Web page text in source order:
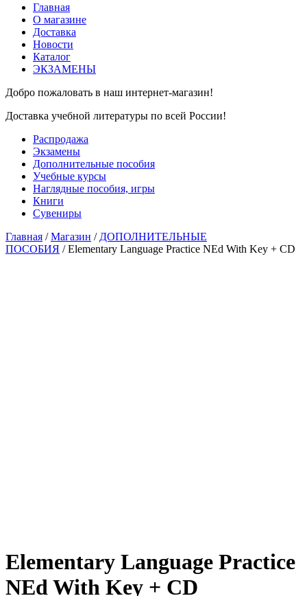
Главная
О магазине
Доставка
Новости
Каталог
ЭКЗАМЕНЫ
Добро пожаловать в наш интернет-магазин!
Доставка учебной литературы по всей России!
Распродажа
Экзамены
Дополнительные пособия
Учебные курсы
Наглядные пособия, игры
Книги
Сувениры
Главная /Магазин / ДОПОЛНИТЕЛЬНЫЕ
ПОСОБИЯ / Elementary Language Practice NEd With Key + CD
Elementary Language Practice
NEd With Key + CD